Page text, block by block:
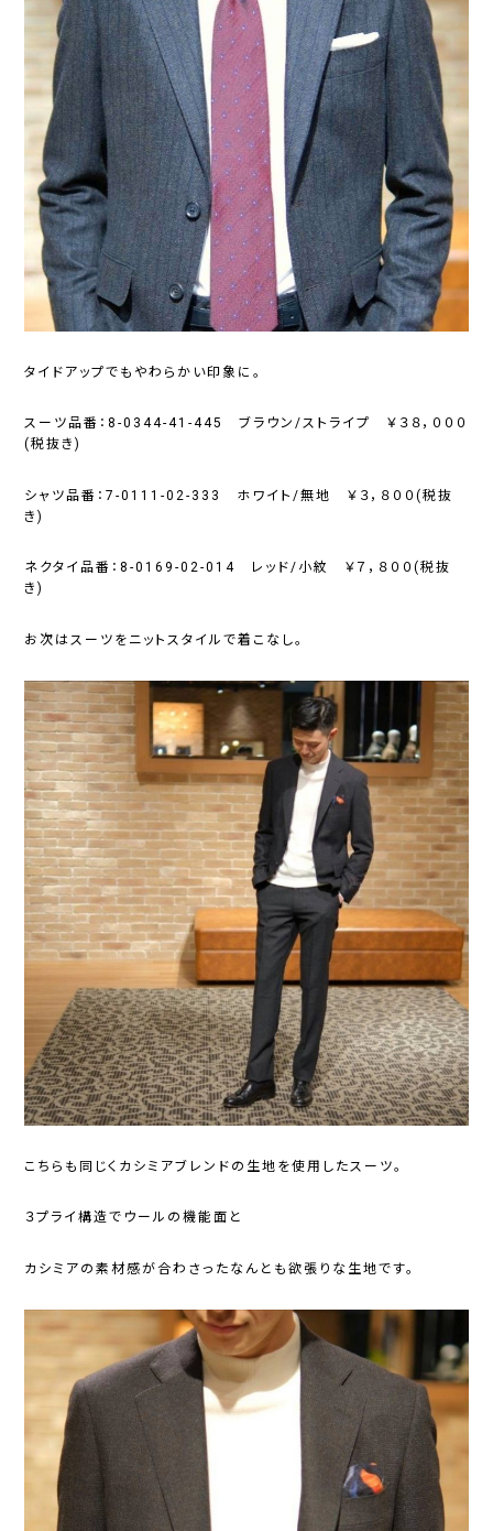
タイドアップでもやわらかい印象に。
スーツ品番：8-0344-41-445 ブラウン/ストライプ ￥３８，０００
(税抜き)
シャツ品番：7-0111-02-333 ホワイト/無地 ￥３，８００(税抜
き)
ネクタイ品番：8-0169-02-014 レッド/小紋 ￥７，８００(税抜
き)
お次はスーツをニットスタイルで着こなし。
こちらも同じくカシミアブレンドの生地を使用したスーツ。
３プライ構造でウールの機能面と
カシミアの素材感が合わさったなんとも欲張りな生地です。